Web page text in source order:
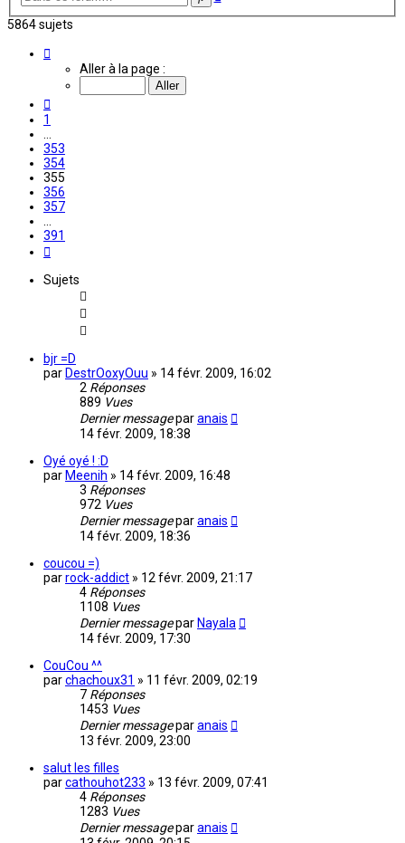
5864 sujets
355
Aller à la page :
1
353
354
355
356
357
391
Sujets
bjr =D
par DestrOoxyOuu » 14 févr. 2009, 16:02
2 Réponses
889 Vues
Dernier messageparanais
14 févr. 2009, 18:38
Oyé oyé ! :D
par Meenih » 14 févr. 2009, 16:48
3 Réponses
972 Vues
Dernier messageparanais
14 févr. 2009, 18:36
coucou =)
parrock-addict » 12 févr. 2009, 21:17
4 Réponses
1108 Vues
Dernier messagepar Nayala
14 févr. 2009, 17:30
CouCou ^^
parchachoux31 » 11 févr. 2009, 02:19
7 Réponses
1453 Vues
Dernier messageparanais
13 févr. 2009, 23:00
salut les filles
parcathouhot233 » 13 févr. 2009, 07:41
4 Réponses
1283 Vues
Dernier messageparanais